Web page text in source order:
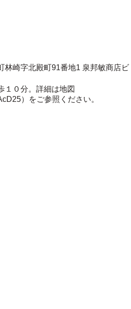
林崎字北殿町91番地1 泉邦敏商店ビ
１０分。詳細は地図
）をご参照ください。